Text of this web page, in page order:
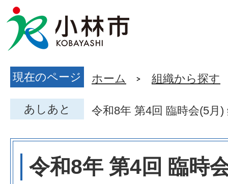
現在のページ ホーム 組織から探す
あしあと 令和8年 第4回 臨時会(5月)
令和8年 第4回 臨時